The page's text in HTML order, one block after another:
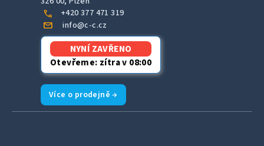
call +420 377 471 319
mail info@c-c.cz
NYNÍ ZAVŘENO
Otevřeme: zítra v 08:00
Více o prodejně →